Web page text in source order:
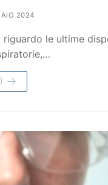
2024
le ultime
→